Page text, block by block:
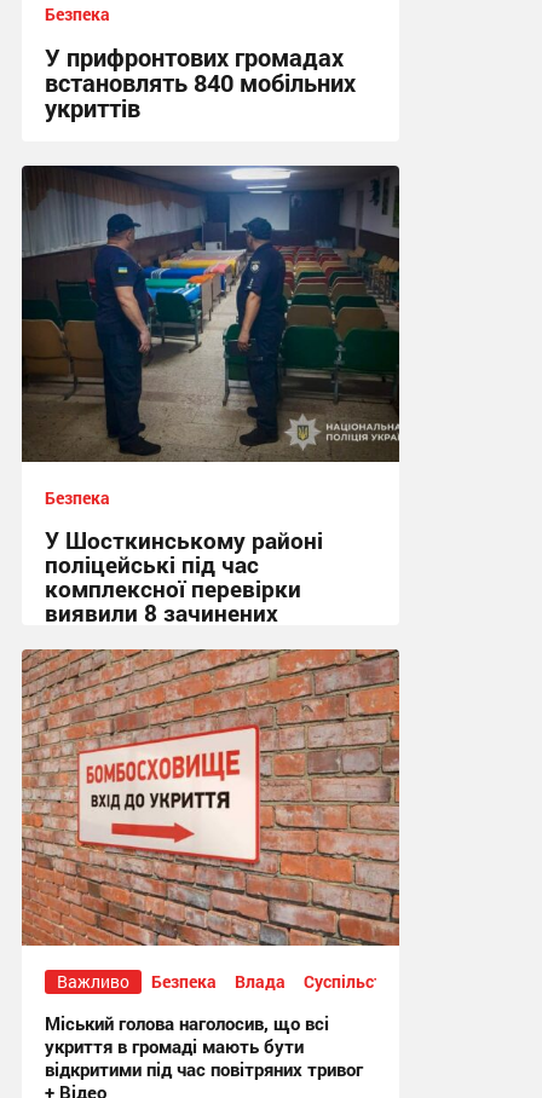
Безпека
У прифронтових громадах
встановлять 840 мобільних
укриттів
12:57 сьогодні
Безпека
У Шосткинському районі
поліцейські під час
комплексної перевірки
виявили 8 зачинених
15:36, 7.08.2026
Важливо Безпека Влада Суспільство
Міський голова наголосив, що всі
укриття в громаді мають бути
відкритими під час повітряних тривог
+ Відео